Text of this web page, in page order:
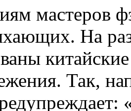
мастеров
На
Так,